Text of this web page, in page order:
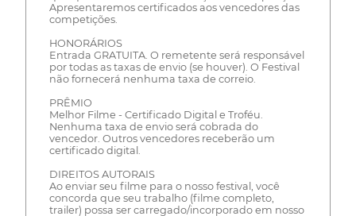
Apresentaremos certificados aos vencedores das
competições.
HONORÁRIOS
Entrada GRATUITA. O remetente será responsável
por todas as taxas de envio (se houver). O Festival
não fornecerá nenhuma taxa de correio.
PRÊMIO
Melhor Filme - Certificado Digital e Troféu.
Nenhuma taxa de envio será cobrada do
vencedor. Outros vencedores receberão um
certificado digital.
DIREITOS AUTORAIS
Ao enviar seu filme para o nosso festival, você
concorda que seu trabalho (filme completo,
trailer) possa ser carregado/incorporado em nosso